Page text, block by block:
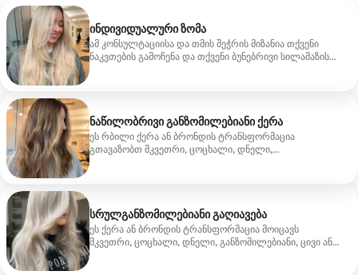
ინდივიდუალური ზომა
ამ კონსულტაციისა და თმის შეჭრის მიზანია თქვენი
ნაკვთების გამოჩენა და თქვენი ბუნებრივი სილამაზის
ნაწილობრივი განზომილებიანი ქერა
ეს რბილი ქერა ან ბრონდის ტრანსფორმაცია
გთავაზობთ მკვეთრი, ცოცხალი, დნელი,
სრულგანზომილებიანი გაღიავება
ეს ქერა ან ბრონდის ტრანსფორმაცია მოიცავს
მკვეთრი, ცოცხალი, დნელი, განზომილებიანი, ცივი ან